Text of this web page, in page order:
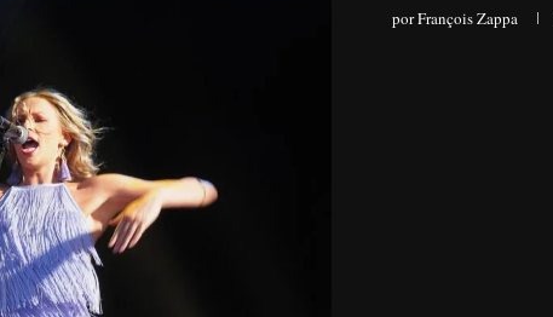
porFrançois Zappa